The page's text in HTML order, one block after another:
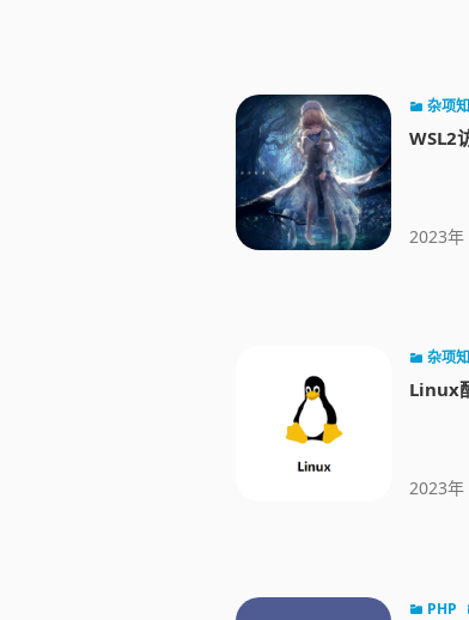
杂项
WSL2
2023年
杂项
Linux
2023年
PHP